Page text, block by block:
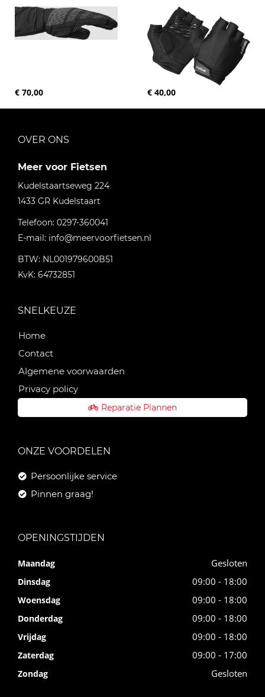
€ 70,00 € 40,00
OVER ONS
Meer voor Fietsen
Kudelstaartseweg 224
1433 GR Kudelstaart
Telefoon: 0297-360041
E-mail: info@meervoorfietsen.nl
BTW: NL001979600B51
KvK: 64732851
SNELKEUZE
Home
Contact
Algemene voorwaarden
Privacy policy
Reparatie Plannen
ONZE VOORDELEN
Persoonlijke service
Pinnen graag!
OPENINGSTIJDEN
Maandag Gesloten
Dinsdag 09:00 - 18:00
Woensdag 09:00 - 18:00
Donderdag 09:00 - 18:00
Vrijdag 09:00 - 18:00
Zaterdag 09:00 - 17:00
Zondag Gesloten